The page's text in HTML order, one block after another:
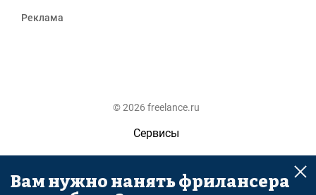
Реклама
© 2026 freelance.ru
Сервисы
Помощь
Поиск
Вам нужно нанять фрилансера